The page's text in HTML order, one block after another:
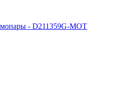
- D211359G-MOT